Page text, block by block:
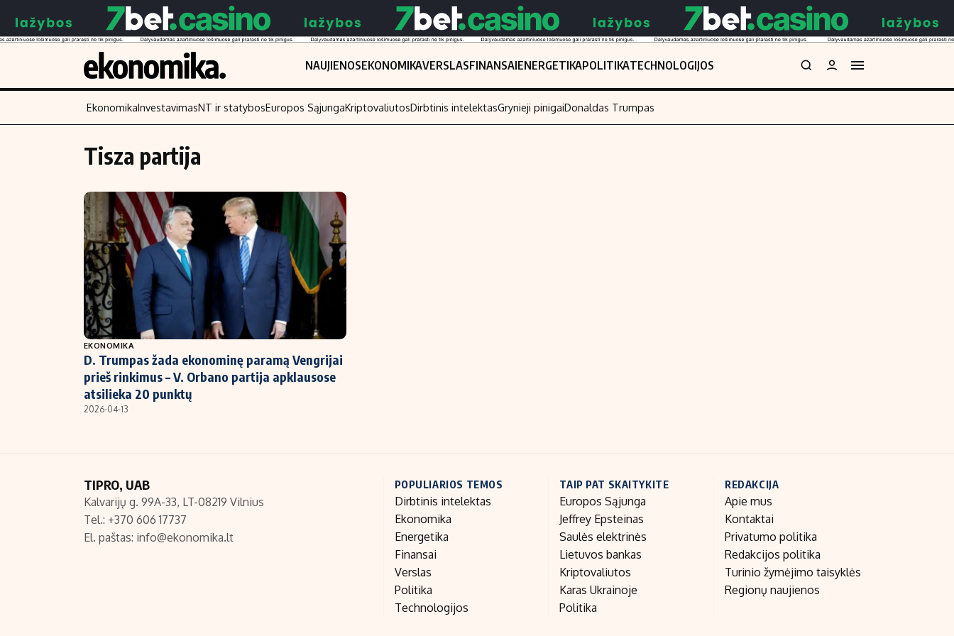
NAUJIENOSEKONOMIKAVERSLASFINANSAIENERGETIKAPOLITIKATECHNOLOGIJOS
Turinys
Naujienos
Aplinka
Verslas
Energetika
Ekonomika
Politika
NT ir statybos
Finansai
Įmonės
Žemės ūkis
Technologijos
Laisvalaikis
EkonomikaInvestavimasNT ir statybosEuropos SąjungaKriptovaliutosDirbtinis intelektasGrynieji pinigaiDonaldas Trumpas
Tisza partija
EKONOMIKA
D. Trumpas žada ekonominę paramą Vengrijai
prieš rinkimus – V. Orbano partija apklausose
atsilieka 20 punktų
2026-04-13
TIPRO, UAB
Kalvarijų g. 99A-33, LT-08219 Vilnius
Tel.: +370 606 17737
El. paštas: info@ekonomika.lt
POPULIARIOS TEMOS
Dirbtinis intelektas
Ekonomika
Energetika
Finansai
Verslas
Politika
Technologijos
TAIP PAT SKAITYKITE
Europos Sąjunga
Jeffrey Epsteinas
Saulės elektrinės
Lietuvos bankas
Kriptovaliutos
Karas Ukrainoje
Politika
REDAKCIJA
Apie mus
Kontaktai
Privatumo politika
Redakcijos politika
Turinio žymėjimo taisyklės
Regionų naujienos